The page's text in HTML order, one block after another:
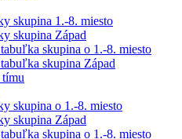
skupina 1.-8. miesto
skupina Západ
skupina o 1.-8. miesto
skupina Západ
tímu
skupina o 1.-8. miesto
skupina Západ
skupina o 1.-8. miesto